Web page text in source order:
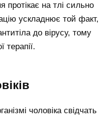
на тлі сильно
ускладнює той факт,
до вірусу, тому
терапії.
чоловіка свідчать